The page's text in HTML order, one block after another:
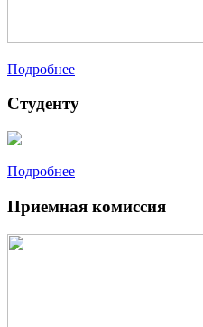
Подробнее
Студенту
Подробнее
Приемная комиссия